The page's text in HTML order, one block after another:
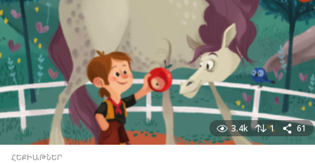
3.4k 1 61
ՀԵՔԻԱԹՆԵՐ